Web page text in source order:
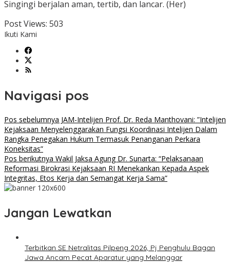
Singingi berjalan aman, tertib, dan lancar. (Her)
Post Views: 503
Ikuti Kami
Navigasi pos
Pos sebelumnya JAM-Intelijen Prof. Dr. Reda Manthovani: ”Intelijen
Kejaksaan Menyelenggarakan Fungsi Koordinasi Intelijen Dalam
Rangka Penegakan Hukum Termasuk Penanganan Perkara
Koneksitas”
Pos berikutnya Wakil Jaksa Agung Dr. Sunarta: “Pelaksanaan
Reformasi Birokrasi Kejaksaan RI Menekankan Kepada Aspek
Integritas, Etos Kerja dan Semangat Kerja Sama”
Jangan Lewatkan
Terbitkan SE Netralitas Pilpeng 2026, Pj Penghulu Bagan
Jawa Ancam Pecat Aparatur yang Melanggar